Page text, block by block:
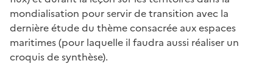
mondialisation pour servir de transition avec la
dernière étude du thème consacrée aux espaces
maritimes (pour laquelle il faudra aussi réaliser un
croquis de synthèse).